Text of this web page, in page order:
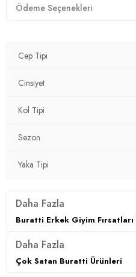
Manken Ölçüsü :Boy : 1.89 cm
Üretim Yeri :
Ödeme Seçenekleri
Cep Tipi
Cinsiyet
Kol Tipi
Sezon
Yaka Tipi
Daha Fazla
Buratti Erkek Giyim
Daha Fazla
Çok Satan Buratti Ürünleri